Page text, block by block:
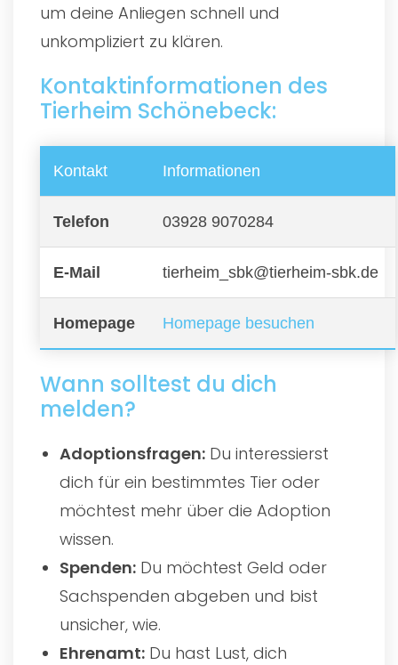
um deine Anliegen schnell und
unkompliziert zu klären.
Kontaktinformationen des
Tierheim Schönebeck:
Kontakt Informationen
Telefon 03928 9070284
E-Mail tierheim_sbk@tierheim-sbk.de
Homepage Homepage besuchen
Wann solltest du dich
melden?
Adoptionsfragen: Du interessierst
dich für ein bestimmtes Tier oder
möchtest mehr über die Adoption
wissen.
Spenden: Du möchtest Geld oder
Sachspenden abgeben und bist
unsicher, wie.
Ehrenamt: Du hast Lust, dich